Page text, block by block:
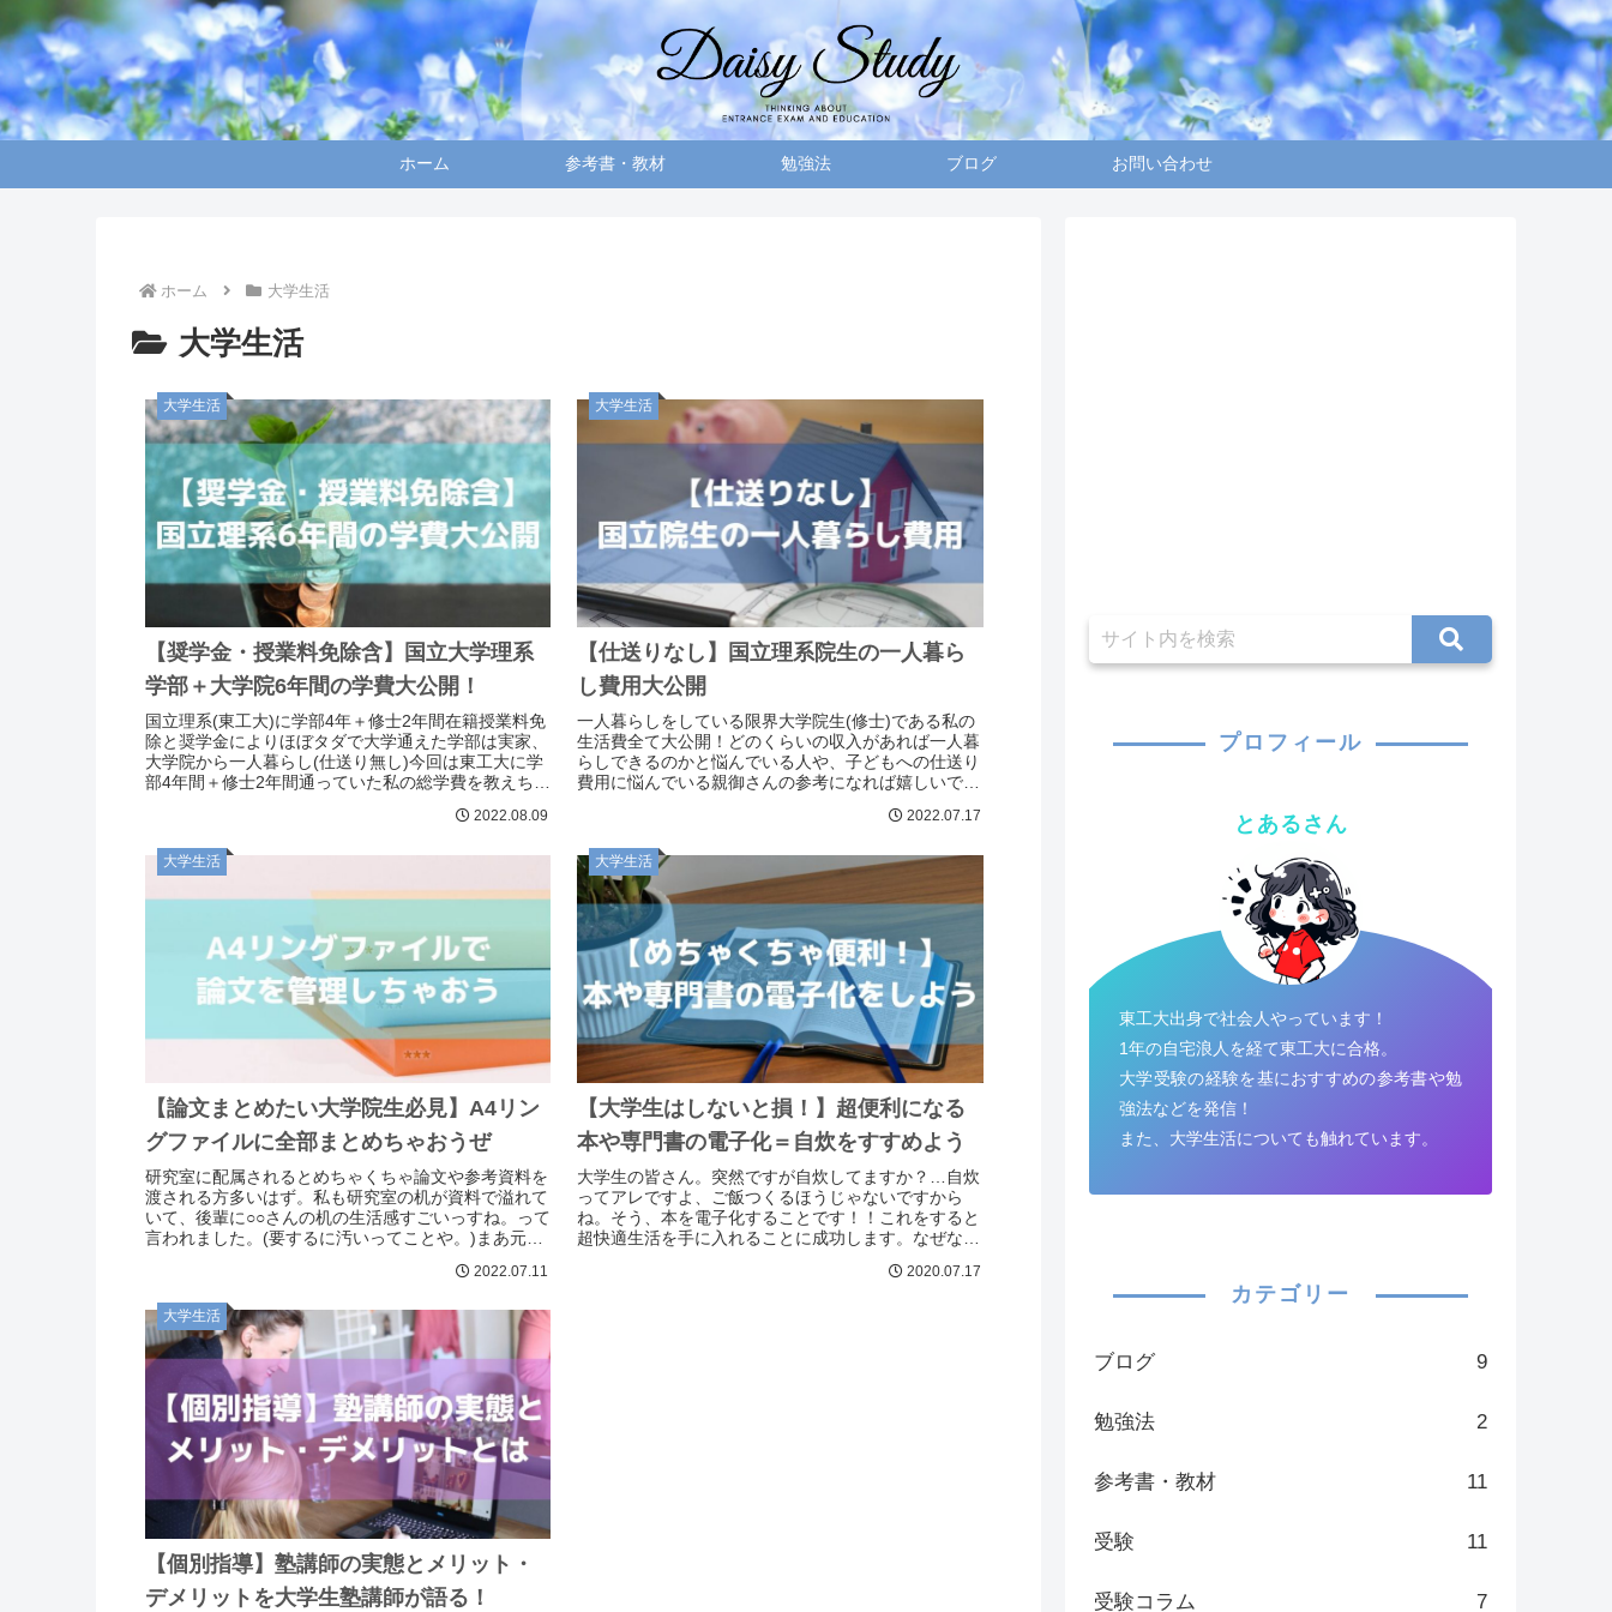
ホーム 参考書・教材 勉強法 ブログ お問い合わせ
ホーム 大学生活
大学生活
大学生活
【奨学金・授業料免除含】国立大学理系
学部＋大学院6年間の学費大公開！
国立理系(東工大)に学部4年＋修士2年間在籍授業料免
除と奨学金によりほぼタダで大学通えた学部は実家、
大学院から一人暮らし(仕送り無し)今回は東工大に学
部4年間＋修士2年間通っていた私の総学費を教えちゃ
2022.08.09
大学生活
【仕送りなし】国立理系院生の一人暮ら
し費用大公開
一人暮らしをしている限界大学院生(修士)である私の
生活費全て大公開！どのくらいの収入があれば一人暮
らしできるのかと悩んでいる人や、子どもへの仕送り
費用に悩んでいる親御さんの参考になれば嬉しいで
2022.07.17
大学生活
【論文まとめたい大学院生必見】A4リン
グファイルに全部まとめちゃおうぜ
研究室に配属されるとめちゃくちゃ論文や参考資料を
渡される方多いはず。私も研究室の机が資料で溢れて
いて、後輩に○○さんの机の生活感すごいっすね。って
言われました。(要するに汚いってことや。)まあ元々
2022.07.11
大学生活
【大学生はしないと損！】超便利になる
本や専門書の電子化＝自炊をすすめよう
大学生の皆さん。突然ですが自炊してますか？…自炊
ってアレですよ、ご飯つくるほうじゃないですから
ね。そう、本を電子化することです！！これをすると
超快適生活を手に入れることに成功します。なぜなら
2020.07.17
大学生活
【個別指導】塾講師の実態とメリット・
デメリットを大学生塾講師が語る！
プロフィール
とあるさん
東工大出身で社会人やっています！
1年の自宅浪人を経て東工大に合格。
大学受験の経験を基におすすめの参考書や勉
強法などを発信！
また、大学生活についても触れています。
カテゴリー
ブログ 9
勉強法 2
参考書・教材 11
受験 11
受験コラム 7